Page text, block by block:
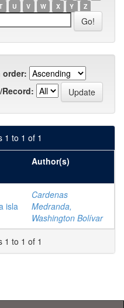
U V W X Y Z
order:
1 to 1 of 1
Author(s)
isla
Cardenas
Medranda,
Washington Bolívar
1 to 1 of 1